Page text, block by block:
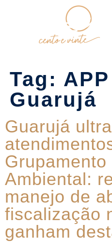
Tag:
Guarujá
Guarujá
Ambiental:
manejo de
fiscalização
ganham